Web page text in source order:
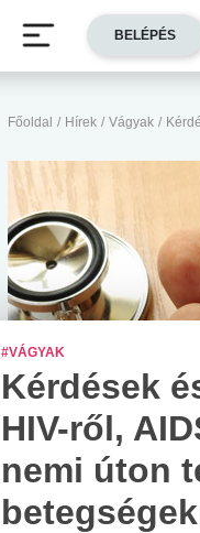
Főoldal / Hírek / Vágyak /
#VÁGYAK
Kérdések
HIV-ről,
nemi úton
BELÉPÉS